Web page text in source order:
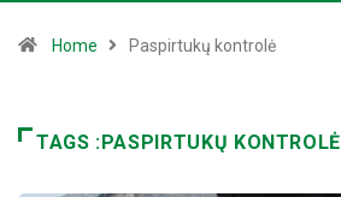
Home Paspirtukų kontrolė
TAGS :PASPIRTUKŲ KONTROLĖ